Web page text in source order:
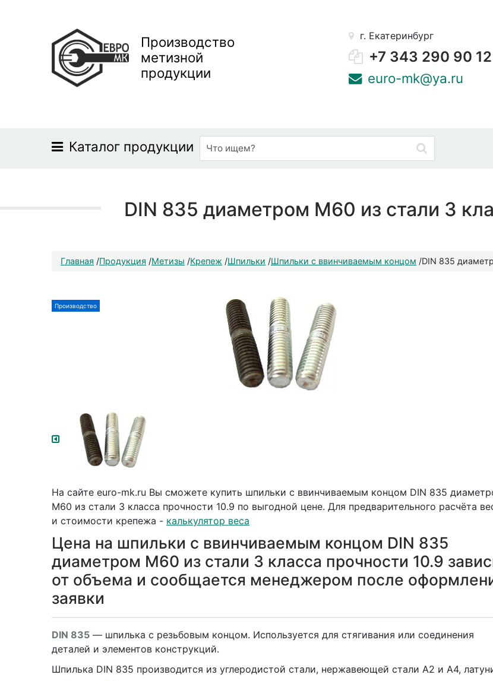
Производство
метизной
продукции
г. Екатеринбург
+7 343 290 90 12
euro-mk@ya.ru
Каталог продукции
DIN 835 диаметром М60 из стали 3
Главная /Продукция /Метизы /Крепеж /Шпильки /Шпильки с ввинчиваемым концом /DIN 835
Производство
На сайте euro-mk.ru Вы сможете купить шпильки с ввинчиваемым концом DIN 835
М60 из стали 3 класса прочности 10.9 по выгодной цене. Для предварительного расчёта
и стоимости крепежа - калькулятор веса
Цена на шпильки с ввинчиваемым концом DIN 835
диаметром М60 из стали 3 класса прочности 10.9
от объема и сообщается менеджером после
заявки
DIN 835 — шпилька с резьбовым концом. Используется для стягивания или соединения
деталей и элементов конструкций.
Шпилька DIN 835 производится из углеродистой стали, нержавеющей стали А2 и А4,